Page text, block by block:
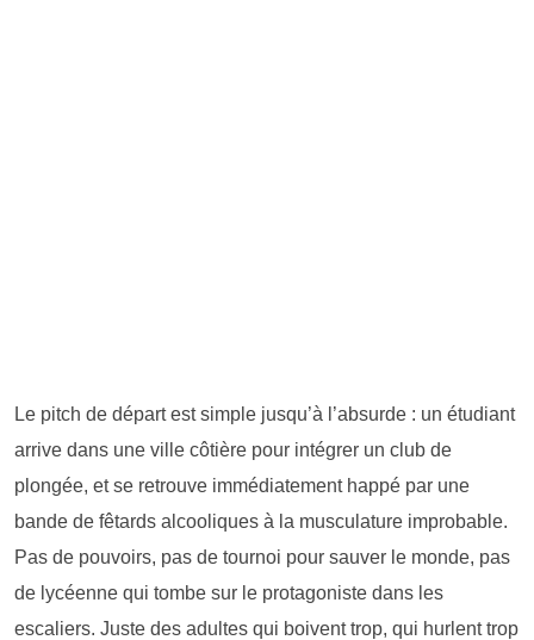
Le pitch de départ est simple jusqu’à l’absurde : un étudiant
arrive dans une ville côtière pour intégrer un club de
plongée, et se retrouve immédiatement happé par une
bande de fêtards alcooliques à la musculature improbable.
Pas de pouvoirs, pas de tournoi pour sauver le monde, pas
de lycéenne qui tombe sur le protagoniste dans les
escaliers. Juste des adultes qui boivent trop, qui hurlent trop